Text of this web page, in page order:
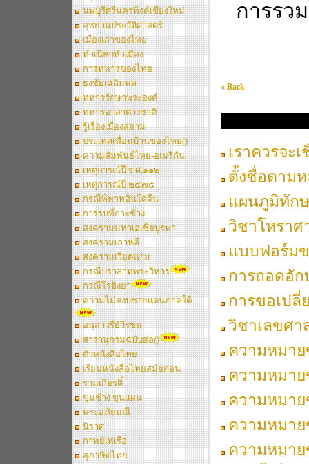
นพบุรีศรีนครพิงค์เชียงใหม่
อุทยานประวัติศาสตร์
เมืองเก่าของไทย
ทำเนียบหัวเมือง
การทหารของไทย
ธงชัยเฉลิมพล
ทหารรักษาพระองค์
ทหารอาสาต่างชาติ
รู้เรื่องเมืองสยาม
ประเทศเพื่อนบ้านของไทย()
ความสัมพันธ์ไทย-อเมริกัน
เหตุการณ์ปี ร.ศ.๑๑๒
เหตุการณ์ปี ๒๔๗๕
กรณีพิพาทอินโดจีน
การรบที่กาะช้าง
สงครามมหาเอเซียบูรพา
สงครามเกาหลี
สงครามเวียตนาม
กรณีปราสาทพระวิหาร
กรณีโรฮิงยา
ความไม่สงบชายแดนภาคใต้
อนุสาวรีย์วีรชน
สารานุกรมฉบับย่อ()
ตัวหนังสือไทย
เรียนหนังสือไทยสมัยก่อน
รามเกียรติ์
ขุนช้าง ขุนแผน
พระอภัยมณี
นิราศ
กาพย์เห่เรือ
สุภาษิตไทย
การรว
« Back
เราควรจะ
ตั้งชื่อตาม
แผนภูมิทัก
วิชาโหรา
แบบฟอร์ม
การถอดอัก
การขอเปลี่
วิชาเลขศา
ความหมา
ความหมา
ความหมา
ความหมา
ความหมา